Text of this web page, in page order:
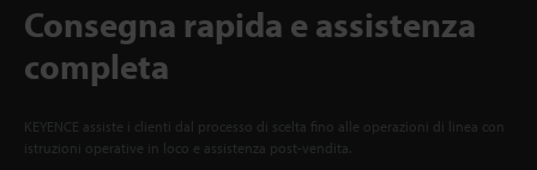
Consegna rapida e assistenza
completa
KEYENCE assiste i clienti dal processo di scelta fino alle operazioni di linea con
istruzioni operative in loco e assistenza post-vendita.